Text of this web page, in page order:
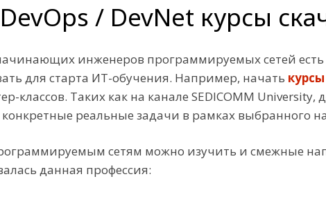
/ DevNet курсы
инженеров программируемых сетей
для старта ИТ-обучения. Например, начать
классов. Таких как на канале SEDICOMM
реальные задачи в рамках выбранного
сетям можно изучить и смежные
данная профессия: